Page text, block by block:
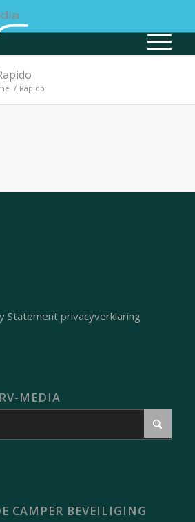
/ Rapido
Statement privacyverklaring
MEDIA
CAMPER BEVEILIGING